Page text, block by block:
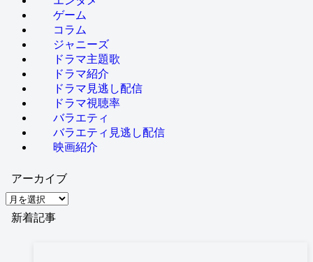
ゲーム
コラム
ジャニーズ
ドラマ主題歌
ドラマ紹介
ドラマ見逃し配信
ドラマ視聴率
バラエティ
バラエティ見逃し配信
映画紹介
アーカイブ
ア
ー
新着記事